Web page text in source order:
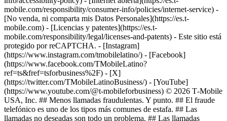
mobile.com/responsibility/consumer-info/policies/internet-service) -
[No venda, ni comparta mis Datos Personales](https://es.t-
mobile.com) - [Licencias y patentes](https://es.t-
mobile.com/responsibility/legal/licenses-and-patents) - Este sitio está
protegido por reCAPTCHA. - [Instagram]
(https://www.instagram.com/tmobilelatino/) - [Facebook]
(https://www.facebook.com/TMobileLatino?
ref=ts&fref=tsforbusiness%2F) - [X]
(https://twitter.com/TMobileLatinoBusiness/) - [YouTube]
(https://www.youtube.com/@t-mobileforbusiness) © 2026 T‑Mobile
USA, Inc. ## Menos llamadas fraudulentas. Y punto. ## El fraude
telefónico es uno de los tipos más comunes de estafa. ## Las
llamadas no deseadas son todo un problema. ## Las llamadas